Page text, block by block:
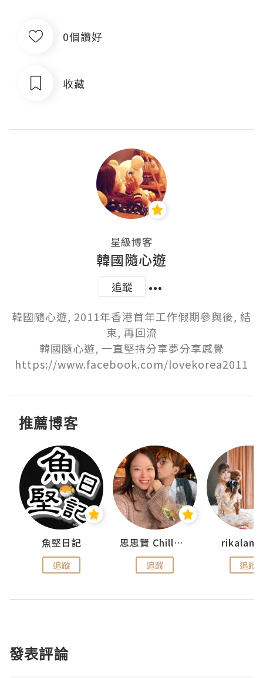
0個讚好
收藏
星級博客
韓國隨心遊
追蹤
韓國隨心遊, 2011年香港首年工作假期參與後, 結
束, 再回流
韓國隨心遊, 一直堅持分享夢分享感覺
https://www.facebook.com/lovekorea2011
推薦博客
魚堅日記
追蹤
思思賢 ChillMyBabe
追蹤 追蹤
發表評論